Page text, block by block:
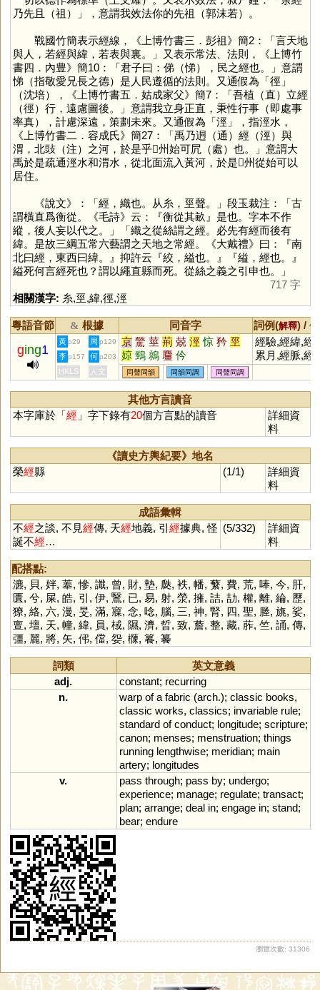
乃先且（祖）」，意謂我效法你的先祖（郭沫若）。
戰國竹簡表示經線，《上博竹書三．彭祖》簡2：「言天地
與人，若經與緯，若表與裏。」又表示常法、法則，《上博竹
書四．內豊》簡10：「君子曰：俤（悌），民之經也。」意謂
悌（指敬愛兄長之德）是人民遵循的法則。又通假為「徑 」
（沈培），《上博竹書五．姑成家父》簡7：「吾植（直）立經
（徑）行，遠慮圖後。」意謂我立身正直，秉性行事（即處事
率真），計慮深遠，策劃未來。又通假為「涇 」，指涇水，
《上博竹書二．容成氏》簡27：「禹乃迵（通）經（涇）與
渭，北䜴（注）之河，於是乎𠭯州始可凥（處）也。」意謂大
禹於是疏通涇水和渭水，從北面流入黃河，於是𠭯州從始可以
居住。
《說文》：「經，織也。从糸，巠聲。」段玉裁注：「古
謂橫直爲衡從。《毛詩》云：『衡從其畝』是也。字本不作
縱，後人妄以代之。」「織之從絲謂之經。必先有經而後有
緯。是故三綱五常六藝謂之天地之常經。《大戴禮》曰：『南
北曰經，東西曰緯。』抑許云『絞，縊也。』『縊，經也。』
縊死何言經死也？謂以繩直縣而死。從絲之義之引申也。」
717 字
相關漢字: 糸,巠,緯,徑,涇
粵語音節 & 根據 同音字 詞例(解釋) /
ging1
黃 p29 周 p129 京 驚 莖 荊 兢 涇 惊 矜 巠
婛 鵛 鶁 麠 仱
經驗,經緯,經
累月,經脈,經
常,經典,經綸,
經濟,經營,經
紀,經世致用,
久耐用,月經,
李 p157 何 p203
HKLS 人文 同聲同韻 同韻同調 同聲同調
其他方言讀音
本字庫於「經 」字下錄有20個方言點的讀音
詳細資
料
《讀史方輿紀要》地名
榮經縣 (1/1)
詳細資
料
成語彙輯
不經之談, 不見經傳, 天經地義, 引經據典, 怪
誕不經…
(5/332)
詳細資
料
配搭點:
瀌, 貝, 姅, 菶,慘, 讖, 曾, 財, 墊, 瓞, 袟, 幡, 蘩, 費, 荒, 唪, 今, 肝,
匱, 兮, 屎, 皓, 引 , 伊, 鷖, 已, 易, 射, 滎, 擁, 詰, 劼, 權, 離, 綸, 歷,
獠, 絡, 六, 漫, 旻, 滿, 寱, 念, 唸, 腦, 三, 神, 腎, 四, 聖, 塍, 旐, 娑,
亶, 壇, 天, 幢, 緯, 員, 棫, 隰, 濟, 晢, 致, 薝, 整, 藏, 葄, 竺, 誦, 傳,
彊, 麗, 將, 矢, 伄, 儅, 妴, 樄, 籑, 䉵
詞類
英文意義
adj.
constant; recurring
n.
warp of a fabric (arch.); classic books,
classic works, classics; invariable rule;
standard of conduct; longitude; scripture;
canon; menses; menstruation; things
running lengthwise; meridian; main
artery; longitudes
v.
pass through; pass by; undergo;
experience; manage; regulate; transact;
plan; arrange; deal in; engage in; stand;
bear; endure
瀏覽次數: 31306